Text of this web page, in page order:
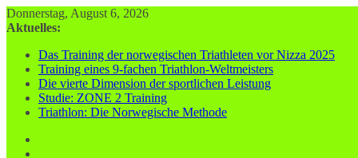
Zum
Inhalt
Donnerstag, August 6, 2026
Aktuelles:
Das Training der norwegischen Triathleten vor Nizza 2025
Training eines 9-fachen Triathlon-Weltmeisters
Die vierte Dimension der sportlichen Leistung
Studie: ZONE 2 Training
Triathlon: Die Norwegische Methode